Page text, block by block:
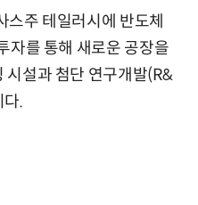
주 테일러시에 반도체
자를 통해 새로운 공장을
시설과 첨단 연구개발(R&
다.